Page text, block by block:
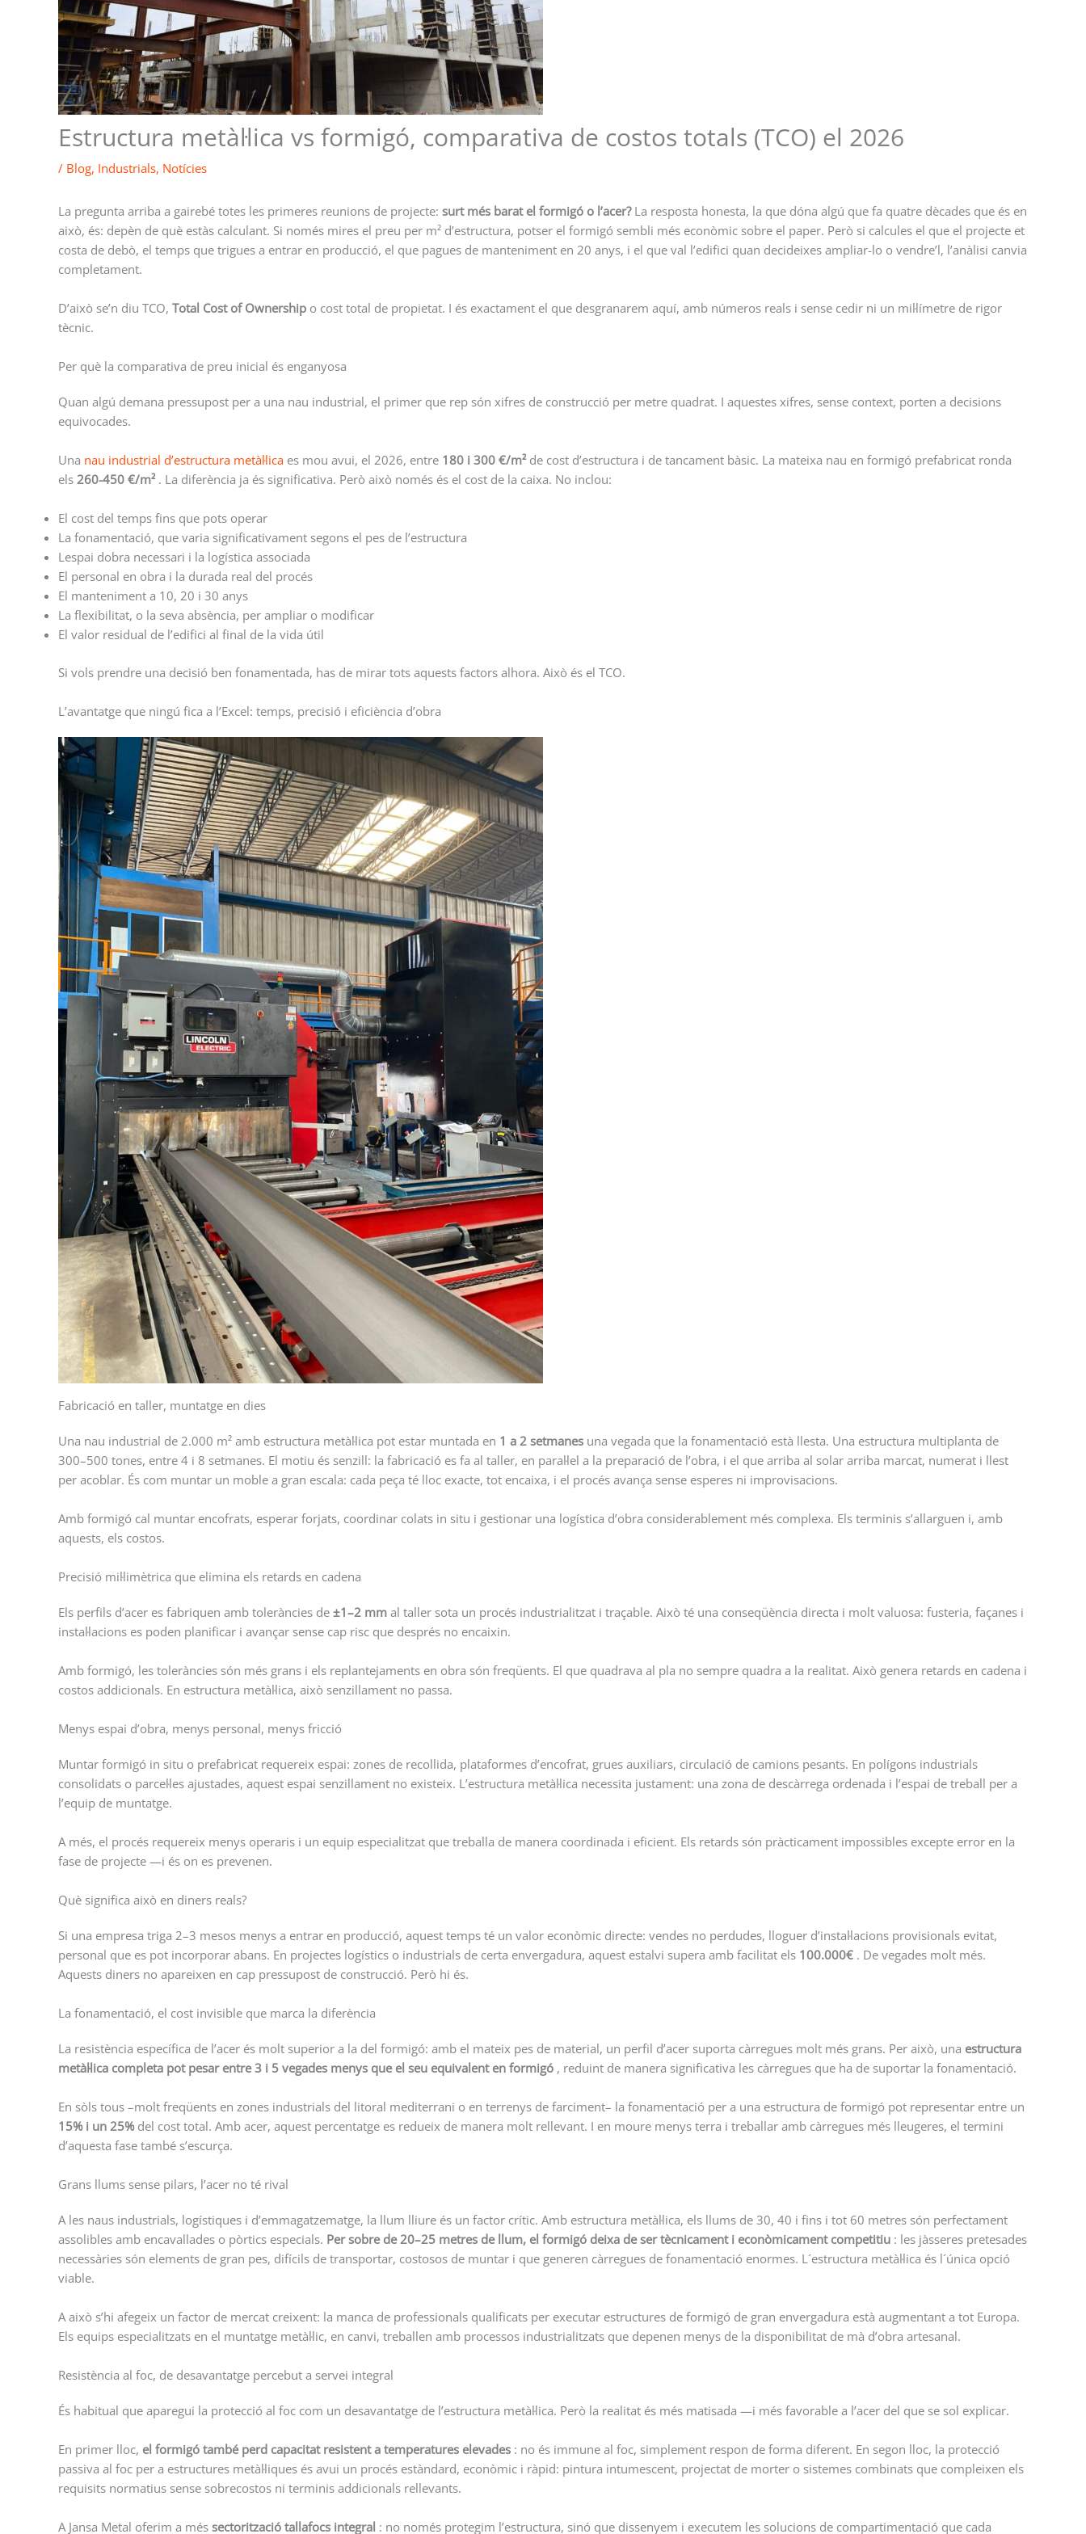
Estructura metàl·lica vs formigó, comparativa de costos totals (TCO) el 2026
/ Blog, Industrials, Notícies
La pregunta arriba a gairebé totes les primeres reunions de projecte: surt més barat el formigó o l’acer?La resposta honesta, la que dóna algú que fa quatre dècades que és en
això, és: depèn de què estàs calculant. Si només mires el preu per m² d’estructura, potser el formigó sembli més econòmic sobre el paper. Però si calcules el que el projecte et
costa de debò, el temps que trigues a entrar en producció, el que pagues de manteniment en 20 anys, i el que val l’edifici quan decideixes ampliar-lo o vendre’l, l’anàlisi canvia
completament.
D’això se’n diu TCO, Total Cost of Ownership o cost total de propietat. I és exactament el que desgranarem aquí, amb números reals i sense cedir ni un mil·límetre de rigor
tècnic.
Per què la comparativa de preu inicial és enganyosa
Quan algú demana pressupost per a una nau industrial, el primer que rep són xifres de construcció per metre quadrat. I aquestes xifres, sense context, porten a decisions
equivocades.
Una nau industrial d’estructura metàl·lica es mou avui, el 2026, entre 180 i 300 €/m²de cost d’estructura i de tancament bàsic. La mateixa nau en formigó prefabricat ronda
els 260-450 €/m². La diferència ja és significativa. Però això només és el cost de la caixa. No inclou:
El cost del temps fins que pots operar
La fonamentació, que varia significativament segons el pes de l’estructura
Lespai dobra necessari i la logística associada
El personal en obra i la durada real del procés
El manteniment a 10, 20 i 30 anys
La flexibilitat, o la seva absència, per ampliar o modificar
El valor residual de l’edifici al final de la vida útil
Si vols prendre una decisió ben fonamentada, has de mirar tots aquests factors alhora. Això és el TCO.
L’avantatge que ningú fica a l’Excel: temps, precisió i eficiència d’obra
Fabricació en taller, muntatge en dies
Una nau industrial de 2.000 m² amb estructura metàl·lica pot estar muntada en 1 a 2 setmanes una vegada que la fonamentació està llesta. Una estructura multiplanta de
300–500 tones, entre 4 i 8 setmanes. El motiu és senzill: la fabricació es fa al taller, en paral·lel a la preparació de l’obra, i el que arriba al solar arriba marcat, numerat i llest
per acoblar. És com muntar un moble a gran escala: cada peça té lloc exacte, tot encaixa, i el procés avança sense esperes ni improvisacions.
Amb formigó cal muntar encofrats, esperar forjats, coordinar colats in situ i gestionar una logística d’obra considerablement més complexa. Els terminis s’allarguen i, amb
aquests, els costos.
Precisió mil·limètrica que elimina els retards en cadena
Els perfils d’acer es fabriquen amb toleràncies de ±1–2 mm al taller sota un procés industrialitzat i traçable. Això té una conseqüència directa i molt valuosa: fusteria, façanes i
instal·lacions es poden planificar i avançar sense cap risc que després no encaixin.
Amb formigó, les toleràncies són més grans i els replantejaments en obra són freqüents. El que quadrava al pla no sempre quadra a la realitat. Això genera retards en cadena i
costos addicionals. En estructura metàl·lica, això senzillament no passa.
Menys espai d’obra, menys personal, menys fricció
Muntar formigó in situ o prefabricat requereix espai: zones de recollida, plataformes d’encofrat, grues auxiliars, circulació de camions pesants. En polígons industrials
consolidats o parcel·les ajustades, aquest espai senzillament no existeix. L’estructura metàl·lica necessita justament: una zona de descàrrega ordenada i l’espai de treball per a
l’equip de muntatge.
A més, el procés requereix menys operaris i un equip especialitzat que treballa de manera coordinada i eficient. Els retards són pràcticament impossibles excepte error en la
fase de projecte —i és on es prevenen.
Què significa això en diners reals?
Si una empresa triga 2–3 mesos menys a entrar en producció, aquest temps té un valor econòmic directe: vendes no perdudes, lloguer d’instal·lacions provisionals evitat,
personal que es pot incorporar abans. En projectes logístics o industrials de certa envergadura, aquest estalvi supera amb facilitat els 100.000€ . De vegades molt més.
Aquests diners no apareixen en cap pressupost de construcció. Però hi és.
La fonamentació, el cost invisible que marca la diferència
La resistència específica de l’acer és molt superior a la del formigó: amb el mateix pes de material, un perfil d’acer suporta càrregues molt més grans. Per això, una estructura
metàl·lica completa pot pesar entre 3 i 5 vegades menys que el seu equivalent en formigó , reduint de manera significativa les càrregues que ha de suportar la fonamentació.
En sòls tous –molt freqüents en zones industrials del litoral mediterrani o en terrenys de farciment– la fonamentació per a una estructura de formigó pot representar entre un
15% i un 25%del cost total. Amb acer, aquest percentatge es redueix de manera molt rellevant. I en moure menys terra i treballar amb càrregues més lleugeres, el termini
d’aquesta fase també s’escurça.
Grans llums sense pilars, l’acer no té rival
A les naus industrials, logístiques i d’emmagatzematge, la llum lliure és un factor crític. Amb estructura metàl·lica, els llums de 30, 40 i fins i tot 60 metres són perfectament
assolibles amb encavallades o pòrtics especials. Per sobre de 20–25 metres de llum, el formigó deixa de ser tècnicament i econòmicament competitiu : les jàsseres pretesades
necessàries són elements de gran pes, difícils de transportar, costosos de muntar i que generen càrregues de fonamentació enormes. L´estructura metàl·lica és l´única opció
viable.
A això s’hi afegeix un factor de mercat creixent: la manca de professionals qualificats per executar estructures de formigó de gran envergadura està augmentant a tot Europa.
Els equips especialitzats en el muntatge metàl·lic, en canvi, treballen amb processos industrialitzats que depenen menys de la disponibilitat de mà d’obra artesanal.
Resistència al foc, de desavantatge percebut a servei integral
És habitual que aparegui la protecció al foc com un desavantatge de l’estructura metàl·lica. Però la realitat és més matisada —i més favorable a l’acer del que se sol explicar.
En primer lloc, el formigó també perd capacitat resistent a temperatures elevades : no és immune al foc, simplement respon de forma diferent. En segon lloc, la protecció
passiva al foc per a estructures metàl·liques és avui un procés estàndard, econòmic i ràpid: pintura intumescent, projectat de morter o sistemes combinats que compleixen els
requisits normatius sense sobrecostos ni terminis addicionals rellevants.
A Jansa Metal oferim a més sectorització tallafocs integral : no només protegim l’estructura, sinó que dissenyem i executem les solucions de compartimentació que cada